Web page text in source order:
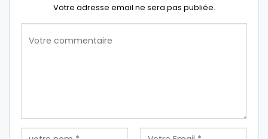
Votre adresse email ne sera pas publiée.